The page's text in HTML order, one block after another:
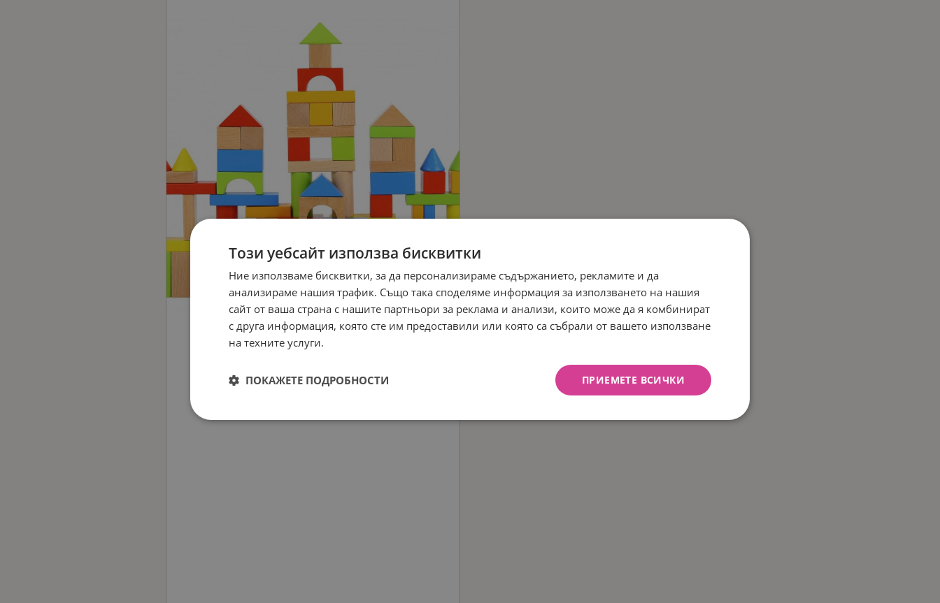
Този уебсайт използва бисквитки
Ние използваме бисквитки, за да персонализираме съдържанието, рекламите и да
анализираме нашия трафик. Също така споделяме информация за използването на нашия
сайт от ваша страна с нашите партньори за реклама и анализи, които може да я комбинират
с друга информация, която сте им предоставили или която са събрали от вашето използване
на техните услуги.
ПРИЕМЕТЕ ВСИЧКИ
ПОКАЖЕТЕ ПОДРОБНОСТИ